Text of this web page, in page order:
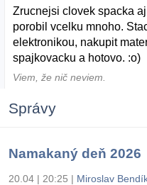
Zrucnejsi clovek spacka
porobil vcelku mnoho.
elektronikou, nakupit
spajkovacku a hotovo. :o)
Viem, že nič neviem.
Správy
Namakaný deň 2026
20.04 | 20:25 | Miroslav